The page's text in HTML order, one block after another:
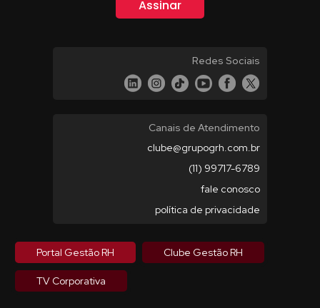
Redes Sociais
Canais de Atendimento
clube@grupogrh.com.br
(11) 99717-6789
fale conosco
política de privacidade
Portal Gestão RH Clube Gestão RH
TV Corporativa